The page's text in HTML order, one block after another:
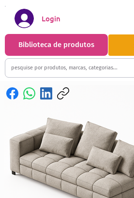
Biblioteca de produtos
Login